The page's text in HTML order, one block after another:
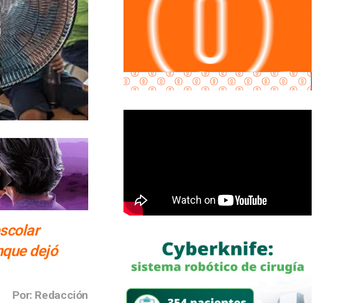
dejó
Por: Redacción